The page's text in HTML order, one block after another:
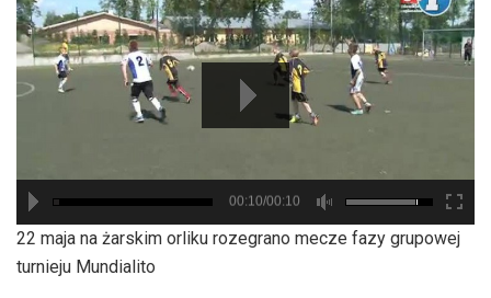
hd2880
hd2160
hd2160
hd1440
highres
hd1080
hd720
large
medium
small
tiny
00:10/00:10
22 maja na żarskim orliku rozegrano mecze fazy grupowej
turnieju Mundialito